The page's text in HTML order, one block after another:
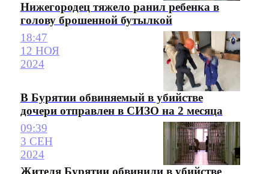
Нижегородец тяжело ранил ребенка в
голову брошенной бутылкой
18:47
12 НОЯ
2024
В Бурятии обвиняемый в убийстве
дочери отправлен в СИЗО на 2 месяца
09:39
3 СЕН
2024
Жителя Бурятии обвинили в убийстве